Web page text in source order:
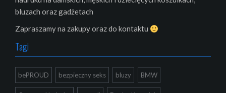
bluzach oraz gadżetach
Zapraszamy na zakupy oraz do kontaktu
Tagi
bePROUD bezpieczny seks bluzy BMW